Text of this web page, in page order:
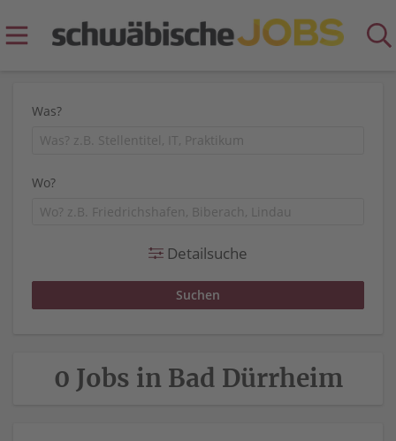
Was?
Wo?
Detailsuche
0 Jobs in Bad Dürrheim